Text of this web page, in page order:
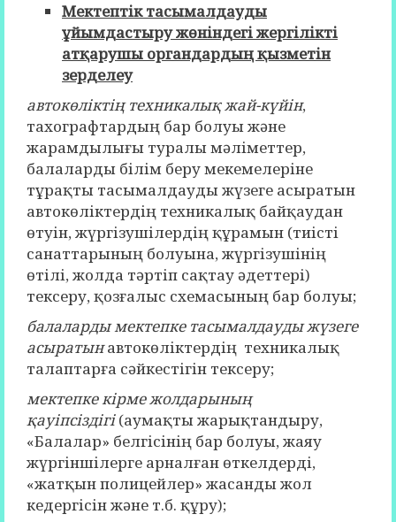
Мектептіктасымалдауды
ұйымдастыру жөніндегі жергілікті
атқарушы органдардың қызметін
зерделеу
автокөліктің техникалық жай-күйін,
тахографтардың бар болуы және
жарамдылығы туралы мәліметтер,
балаларды білім беру мекемелеріне
тұрақты тасымалдауды жүзеге асыратын
автокөліктердің техникалық байқаудан
өтуін, жүргізушілердің құрамын (тиісті
санаттарының болуына, жүргізушінің
өтілі, жолда тәртіп сақтау әдеттері)
тексеру, қозғалыс схемасының бар болуы;
балаларды мектепке тасымалдауды жүзеге
асыратынавтокөліктердің техникалық
талаптарға сәйкестігін тексеру;
мектепке кірме жолдарының
қауіпсіздігі(аумақты жарықтандыру,
«Балалар» белгісінің бар болуы, жаяу
жүргіншілерге арналған өткелдерді,
«жатқын полицейлер» жасанды жол
кедергісін және т.б. құру);